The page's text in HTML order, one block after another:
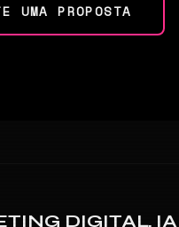
UMA PROPOSTA
DIGITAL,